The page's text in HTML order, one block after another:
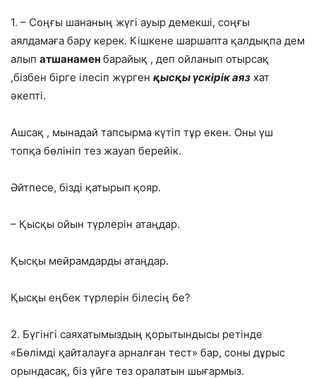
1. – Соңғы шананың жүгі ауыр демекші, соңғы
аялдамаға бару керек. Кішкене шаршапта қалдықпа дем
алып атшанамен барайық , деп ойланып отырсақ
,бізбен бірге ілесіп жүрген қысқы үскірік аяз хат
әкепті.
Ашсақ , мынадай тапсырма күтіп тұр екен. Оны үш
топқа бөлініп тез жауап берейік.
Әйтпесе, бізді қатырып қояр.
– Қысқы ойын түрлерін атаңдар.
Қысқы мейрамдарды атаңдар.
Қысқы еңбек түрлерін білесің бе?
2. Бүгінгі саяхатымыздың қорытындысы ретінде
«Бөлімді қайталауға арналған тест» бар, соны дұрыс
орындасақ, біз үйге тез оралатын шығармыз.